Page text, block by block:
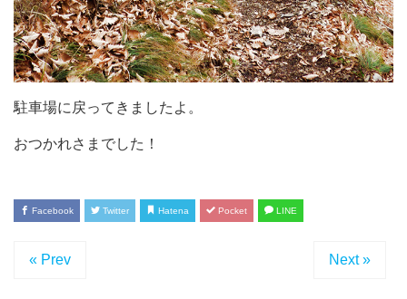
駐車場に戻ってきましたよ。
おつかれさまでした！
Facebook Twitter Hatena Pocket LINE
« Prev Next »